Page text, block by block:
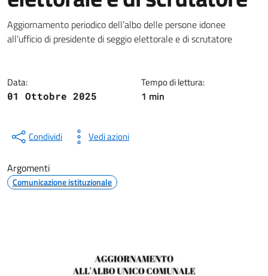
Dettagli della notizia
Aggiornamento periodico dell’albo delle persone idonee
all’ufficio di presidente di seggio elettorale e di scrutatore
Data:
01 Ottobre 2025
Tempo di lettura:
1 min
Condividi Vedi azioni
Argomenti
Comunicazione istituzionale